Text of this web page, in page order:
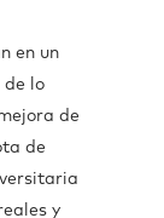
en un
de lo
de
de
y